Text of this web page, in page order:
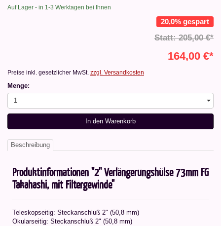
Auf Lager - in 1-3 Werktagen bei Ihnen
20,0% gespart
Statt: 205,00 €*
164,00 €*
Preise inkl. gesetzlicher MwSt. zzgl. Versandkosten
Menge:
1
In den Warenkorb
Beschreibung
Produktinformationen "2'' Verlängerungshülse 73mm FG
Takahashi, mit Filtergewinde"
Teleskopseitig: Steckanschluß 2" (50,8 mm)
Okularseitig: Steckanschluß 2" (50,8 mm)